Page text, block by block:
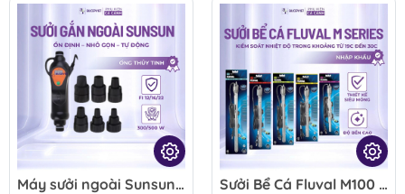
Máy sưởi ngoài Sunsun EH 300W-500W - Gắn lọc thùng, hiển thị LED, tiết kiệm diện tích, giữ nhiệt ổn định hồ cá
Sưởi Bể Cá Fluval M100 M200 M300